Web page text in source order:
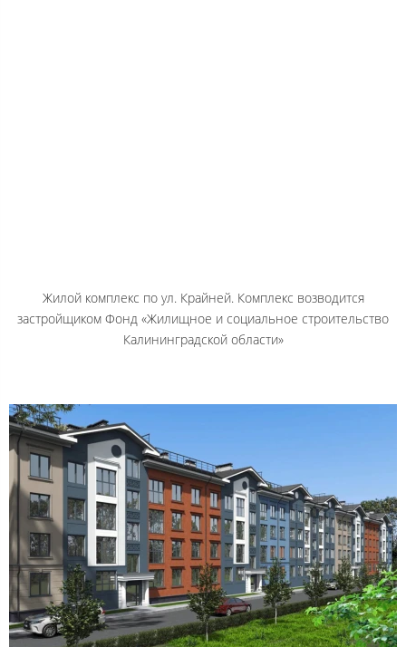
Жилой комплекс по ул. Крайней. Комплекс возводится
застройщиком Фонд «Жилищное и социальное строительство
Калининградской области»